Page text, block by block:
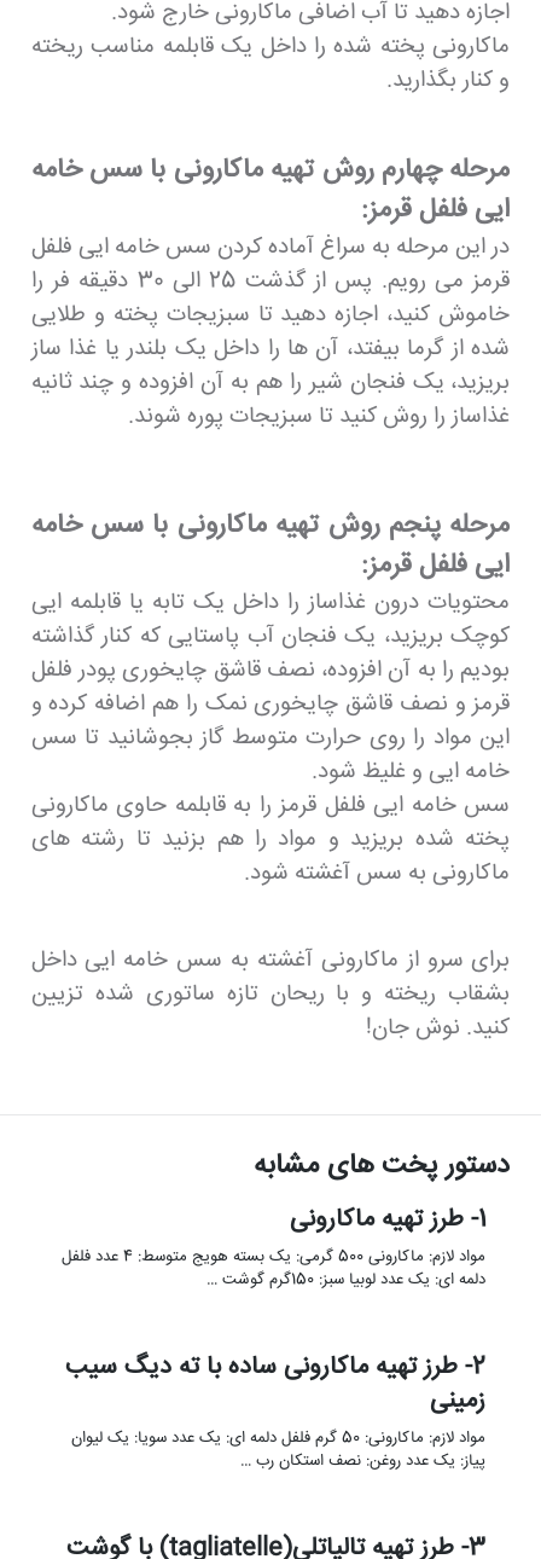
اجازه دهید تا آب اضافی ماکارونی خارج شود.
ماکارونی پخته شده را داخل یک قابلمه مناسب ریخته
و کنار بگذارید.
مرحله چهارم روش تهیه ماکارونی با سس خامه
ایی فلفل قرمز:
در این مرحله به سراغ آماده کردن سس خامه ایی فلفل
قرمز می رویم. پس از گذشت 25 الی 30 دقیقه فر را
خاموش کنید، اجازه دهید تا سبزیجات پخته و طلایی
شده از گرما بیفتد، آن ها را داخل یک بلندر یا غذا ساز
بریزید، یک فنجان شیر را هم به آن افزوده و چند ثانیه
غذاساز را روش کنید تا سبزیجات پوره شوند.
مرحله پنجم روش تهیه ماکارونی با سس خامه
ایی فلفل قرمز:
محتویات درون غذاساز را داخل یک تابه یا قابلمه ایی
کوچک بریزید، یک فنجان آب پاستایی که کنار گذاشته
بودیم را به آن افزوده، نصف قاشق چایخوری پودر فلفل
قرمز و نصف قاشق چایخوری نمک را هم اضافه کرده و
این مواد را روی حرارت متوسط گاز بجوشانید تا سس
خامه ایی و غلیظ شود.
سس خامه ایی فلفل قرمز را به قابلمه حاوی ماکارونی
پخته شده بریزید و مواد را هم بزنید تا رشته های
ماکارونی به سس آغشته شود.
برای سرو از ماکارونی آغشته به سس خامه ایی داخل
بشقاب ریخته و با ریحان تازه ساتوری شده تزیین
کنید. نوش جان!
دستور پخت های مشابه
1- طرز تهیه ماکارونی
مواد لازم: ماکارونی 500 گرمی: یک بسته هویج متوسط: 4 عدد فلفل
دلمه ای: یک عدد لوبیا سبز: 150گرم گوشت …
2- طرز تهیه ماکارونی ساده با ته دیگ سیب
زمینی
مواد لازم: ماکارونی: 50 گرم فلفل دلمه ای: یک عدد سویا: یک لیوان
پیاز: یک عدد روغن: نصف استکان رب …
3- طرز تهیه تالیاتلی(tagliatelle) با گوشت